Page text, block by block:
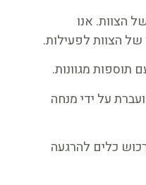
הצוות. אנו
של הצוות לפעילות.
תוספות מגוונות.
על ידי מנחה
כלים להרגעה